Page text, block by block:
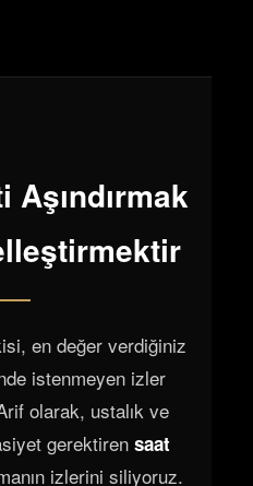
Aşındırmak
en değer verdiğiniz
istenmeyen izler
olarak, ustalık ve
gerektiren saat
izlerini siliyoruz.